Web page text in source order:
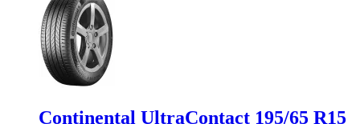
Continental UltraContact 195/65 R15